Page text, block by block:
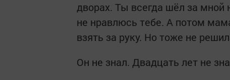
дворах. Ты всегда шёл за мной
не нравлюсь тебе. А потом
взять за руку. Но тоже не
Он не знал. Двадцать лет не